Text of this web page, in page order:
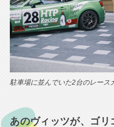
駐車場に並んでいた2台のレース
あのヴィッツが、ゴ